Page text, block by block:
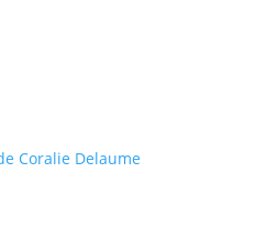
Coralie Delaume